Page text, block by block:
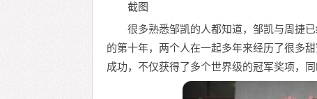
截图
很多熟悉邹凯的人都知道，邹凯与周捷
的第十年，两个人在一起多年来经历了很多
成功，不仅获得了多个世界级的冠军奖项，